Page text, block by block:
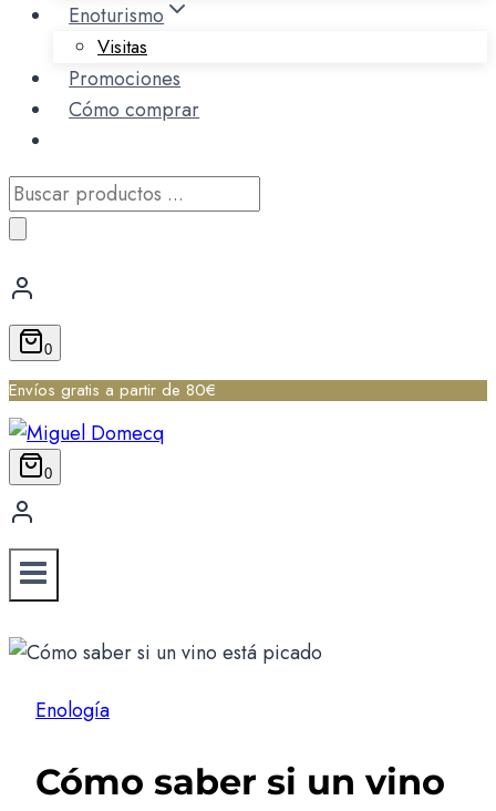
Enoturismo
Visitas
Promociones
Cómo comprar
Búsqueda
de
0
Envíos gratis a partir de 80€
0
Enología
Cómo saber si un vino